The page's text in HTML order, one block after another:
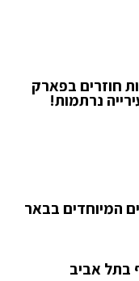
חוזרים בפארק
נרתמות!
המיוחדים בבאר
בתל אביב